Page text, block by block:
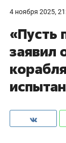
4 ноября 2025,
«Пусть
заявил